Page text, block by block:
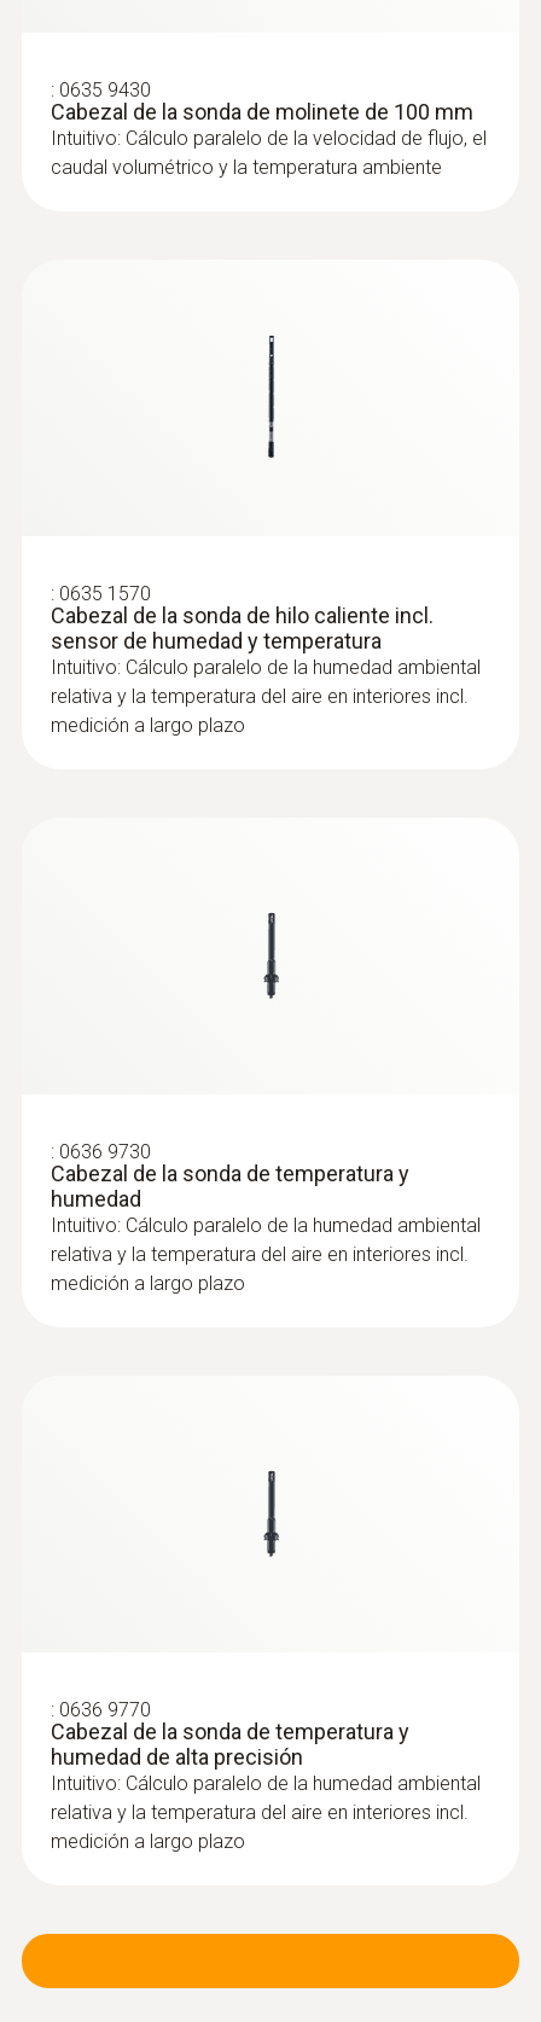
: 0635 9430
Cabezal de la sonda de molinete de 100 mm
Intuitivo: Cálculo paralelo de la velocidad de flujo, el
caudal volumétrico y la temperatura ambiente
: 0635 1570
Cabezal de la sonda de hilo caliente incl.
sensor de humedad y temperatura
Intuitivo: Cálculo paralelo de la humedad ambiental
relativa y la temperatura del aire en interiores incl.
medición a largo plazo
: 0636 9730
Cabezal de la sonda de temperatura y
humedad
Intuitivo: Cálculo paralelo de la humedad ambiental
relativa y la temperatura del aire en interiores incl.
medición a largo plazo
: 0636 9770
Cabezal de la sonda de temperatura y
humedad de alta precisión
Intuitivo: Cálculo paralelo de la humedad ambiental
relativa y la temperatura del aire en interiores incl.
medición a largo plazo